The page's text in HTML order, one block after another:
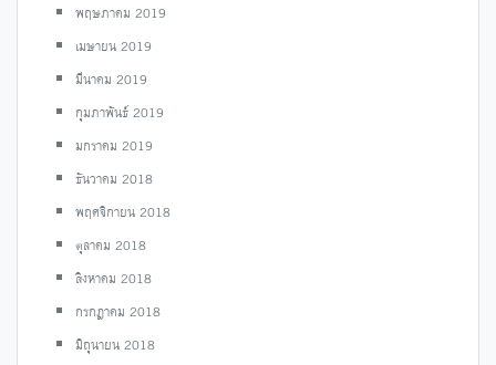
พฤษภาคม 2019
เมษายน 2019
มีนาคม 2019
กุมภาพันธ์ 2019
มกราคม 2019
ธันวาคม 2018
พฤศจิกายน 2018
ตุลาคม 2018
สิงหาคม 2018
กรกฎาคม 2018
มิถุนายน 2018